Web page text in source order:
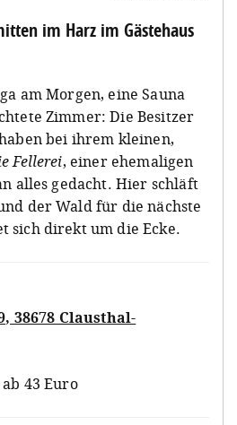
im Harz im Gästehaus
am Morgen, eine Sauna
Zimmer: Die Besitzer
bei ihrem kleinen,
Fellerei, einer ehemaligen
alles gedacht. Hier schläft
der Wald für die nächste
sich direkt um die Ecke.
38678 Clausthal-
43 Euro